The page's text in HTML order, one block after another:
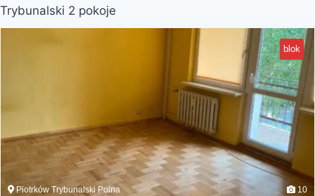
Trybunalski 2 pokoje
blok
Piotrków Trybunalski Polna 10